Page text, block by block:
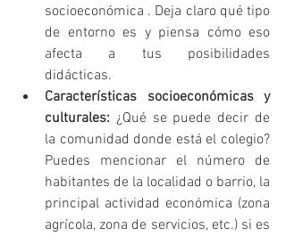
socioeconómica . Deja claro qué tipo
de entorno es y piensa cómo eso
afecta a tus posibilidades
didácticas.
Características socioeconómicas y
culturales: ¿Qué se puede decir de
la comunidad donde está el colegio?
Puedes mencionar el número de
habitantes de la localidad o barrio, la
principal actividad económica (zona
agrícola, zona de servicios, etc.) si es